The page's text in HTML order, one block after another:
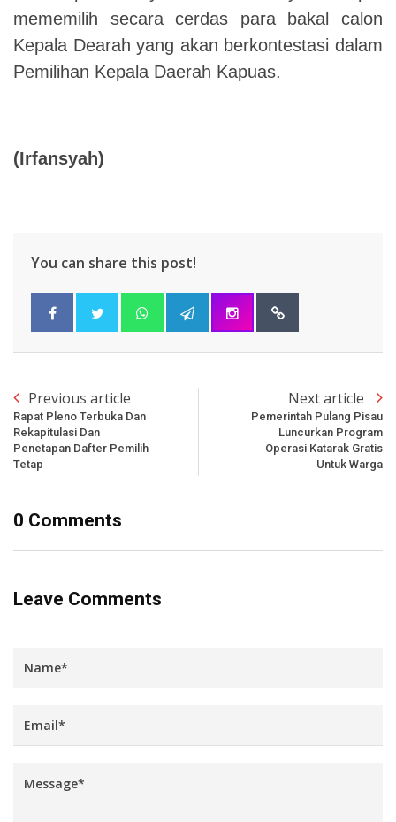
mememilih secara cerdas para bakal calon
Kepala Dearah yang akan berkontestasi dalam
Pemilihan Kepala Daerah Kapuas.
(Irfansyah)
You can share this post!
Previous article
Rapat Pleno Terbuka Dan
Rekapitulasi Dan
Penetapan Dafter Pemilih
Tetap
Next article
Pemerintah Pulang Pisau
Luncurkan Program
Operasi Katarak Gratis
Untuk Warga
0 Comments
Leave Comments